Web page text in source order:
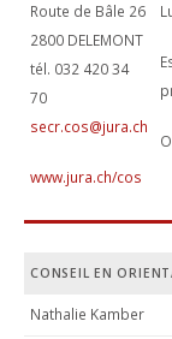
200E
EN IMAGES
SYSTÈME
EDUCATION
SÉANCES
ACTIVITÉS ET
ABSENCES
ACCIDENTS
DEVOIRS À
DEVOIRS
COURS
TRAVAILLEUSE
ORIENTATION
ECHANGES ET
TUTORIELS MITIC
CONCIERGERIE
RESTAURANT
MÉDIATHÈQUE
SALLE D'ÉTUDE
BESOINS
RÈGLEMENTS ET
ACCÈS
BROCHURE
DOCUMENTS
RÉSERVATION
Agenda
Route de Bâle 26
2800 DELEMONT
tél. 032 420 34
70
secr.cos@jura.ch
www.jura.ch/cos
CONSEIL EN
Nathalie Kamber